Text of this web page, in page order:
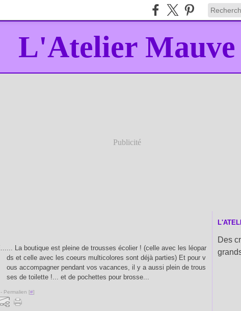
L'Atelier Mauve
Publicité
... La boutique est pleine de trousses écolier ! (celle avec les léopar
ds et celle avec les coeurs multicolores sont déjà parties) Et pour v
ous accompagner pendant vos vacances, il y a aussi plein de trous
ses de toilette !... et de pochettes pour brosse...
- Permalien [#]
Des